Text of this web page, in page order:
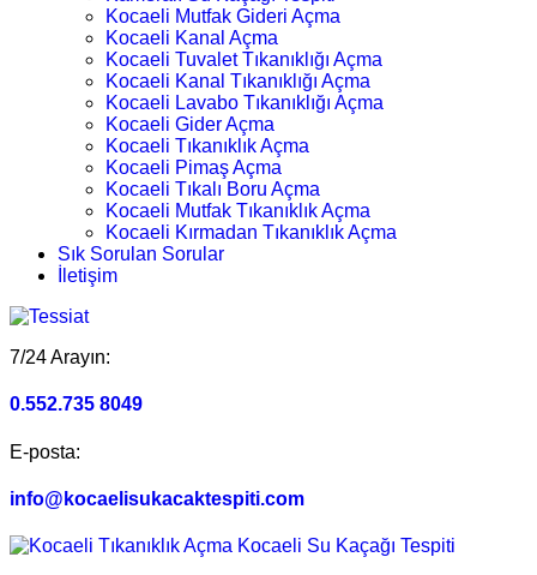
Kocaeli Mutfak Gideri Açma
Kocaeli Kanal Açma
Kocaeli Tuvalet Tıkanıklığı Açma
Kocaeli Kanal Tıkanıklığı Açma
Kocaeli Lavabo Tıkanıklığı Açma
Kocaeli Gider Açma
Kocaeli Tıkanıklık Açma
Kocaeli Pimaş Açma
Kocaeli Tıkalı Boru Açma
Kocaeli Mutfak Tıkanıklık Açma
Kocaeli Kırmadan Tıkanıklık Açma
Sık Sorulan Sorular
İletişim
7/24 Arayın:
0.552.735 8049
E-posta:
info@kocaelisukacaktespiti.com